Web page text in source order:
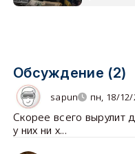
Обсуждение (2)
sapun пн, 18/12/
Скорее всего вырулит
у них ни х...